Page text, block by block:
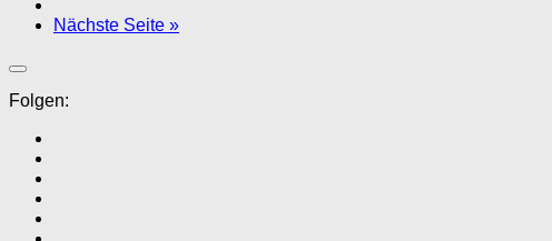
Nächste Seite »
Folgen: